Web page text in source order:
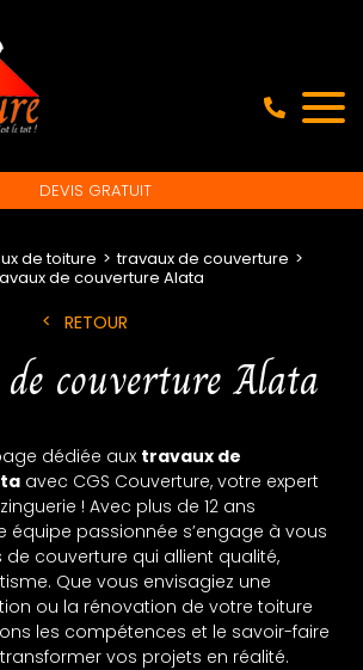
DEVIS GRATUIT
de toiture
travaux de couverture
de couverture Alata
RETOUR
couverture Alata
dédiée aux travaux de
avec CGS Couverture, votre expert
! Avec plus de 12 ans
équipe passionnée s’engage à vous
de couverture qui allient qualité,
Que vous envisagiez une
ou la rénovation de votre toiture
les compétences et le savoir-faire
vos projets en réalité.